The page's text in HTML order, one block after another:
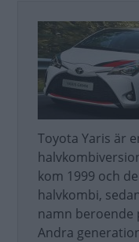
Toyota Yaris är
kom 1999 och
halvkombi,
namn beroende
Andra